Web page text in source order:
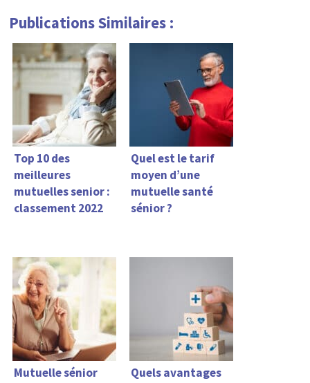
Publications Similaires :
Top 10 des
meilleures
mutuelles senior :
classement 2022
Quel est le tarif
moyen d’une
mutuelle santé
sénior ?
Mutuelle sénior
Quels avantages